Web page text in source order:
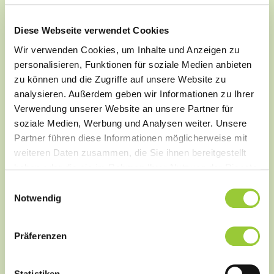
Diese Webseite verwendet Cookies
Wir verwenden Cookies, um Inhalte und Anzeigen zu
personalisieren, Funktionen für soziale Medien anbieten
zu können und die Zugriffe auf unsere Website zu
analysieren. Außerdem geben wir Informationen zu Ihrer
Verwendung unserer Website an unsere Partner für
soziale Medien, Werbung und Analysen weiter. Unsere
Partner führen diese Informationen möglicherweise mit
weiteren Daten zusammen, die Sie ihnen bereitgestellt
Cookies, wenn Sie unsere Webseite weiterhin nutzen.
Notwendig
Präferenzen
Ihr Job bei den
Bamberger Akademien
Wir sind immer auf der Suche nach
engagierten und motivierten
Sie sind auf der Suche nach dem richtigen Beruf,
Alters tätig und vertraut mit medizinischen
finden sich gerne in einem Team und dessen